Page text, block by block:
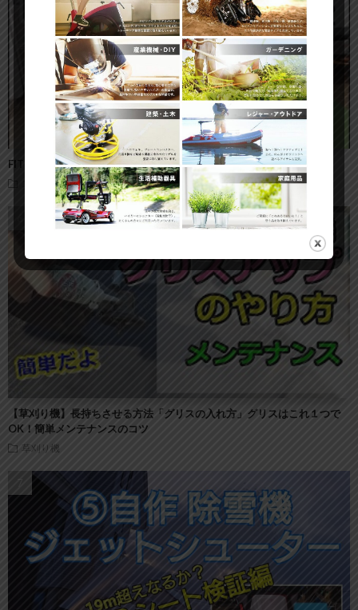
FITBOX（スピンバイク）の組み立て方・手順
スピンバイク
【草刈り機】長持ちさせる方法「グリスの入れ方」グリスはこれ１つで
OK！簡単メンテナンスのコツ
草刈り機